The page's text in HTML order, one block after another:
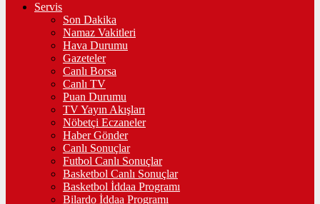
Servis
Son Dakika
Namaz Vakitleri
Hava Durumu
Gazeteler
Canlı Borsa
Canlı TV
Puan Durumu
TV Yayın Akışları
Nöbetçi Eczaneler
Haber Gönder
Canlı Sonuçlar
Futbol Canlı Sonuçlar
Basketbol Canlı Sonuçlar
Basketbol İddaa Programı
Bilardo İddaa Programı